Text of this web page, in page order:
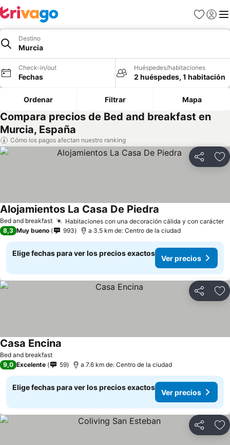
Favoritos
Iniciar
Destino
Murcia
Check-in/out
Fechas
Huéspedes/habitaciones
2 huéspedes, 1 habitación
Ordenar Filtrar Mapa
Compara precios de Bed and breakfast en
Murcia, España
Cómo los pagos afectan nuestro ranking
Compartir
Bed and breakfast Habitaciones con una decoración cálida y con carácter
Alojamientos La Casa De Piedra
8,3 Muy bueno 993 a 3.5 km de: Centro de la ciudad
Elige fechas para ver los precios exactos
Ver precios
Compartir
Bed and breakfast
Casa Encina
9,0 Excelente 59 a 7.6 km de: Centro de la ciudad
Elige fechas para ver los precios exactos
Ver precios
Compartir